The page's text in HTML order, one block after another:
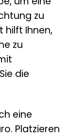
zu
hilft Ihnen,
zu
die
eine
Platzieren